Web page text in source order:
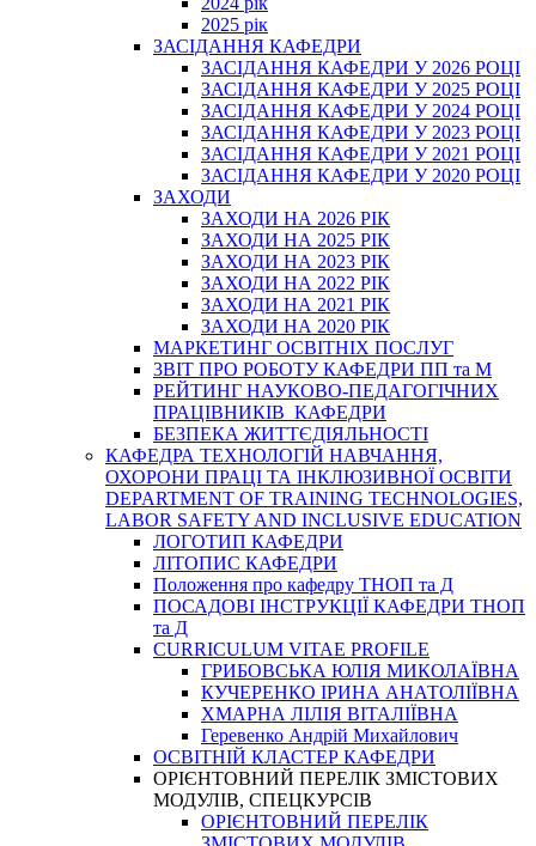
2025 рік
ЗАСІДАННЯ КАФЕДРИ
ЗАСІДАННЯ КАФЕДРИ У 2026 РОЦІ
ЗАСІДАННЯ КАФЕДРИ У 2025 РОЦІ
ЗАСІДАННЯ КАФЕДРИ У 2024 РОЦІ
ЗАСІДАННЯ КАФЕДРИ У 2023 РОЦІ
ЗАСІДАННЯ КАФЕДРИ У 2021 РОЦІ
ЗАСІДАННЯ КАФЕДРИ У 2020 РОЦІ
ЗАХОДИ
ЗАХОДИ НА 2026 РІК
ЗАХОДИ НА 2025 РІК
ЗАХОДИ НА 2023 РІК
ЗАХОДИ НА 2022 РІК
ЗАХОДИ НА 2021 РІК
ЗАХОДИ НА 2020 РІК
МАРКЕТИНГ ОСВІТНІХ ПОСЛУГ
3BIT ПРО РОБОТУ КАФЕДРИ ПП та М
РЕЙТИНГ НАУКОВО-ПЕДАГОГІЧНИХ
ПРАЦІВНИКІВ КАФЕДРИ
БЕЗПЕКА ЖИТТЄДІЯЛЬНОСТІ
КАФЕДРА ТЕХНОЛОГІЙ НАВЧАННЯ,
ОХОРОНИ ПРАЦІ ТА ІНКЛЮЗИВНОЇ ОСВІТИ
DEPARTMENT OF TRAINING TECHNOLOGIES,
LABOR SAFETY AND INCLUSIVE EDUCATION
ЛОГОТИП КАФЕДРИ
ЛІТОПИС КАФЕДРИ
Положення про кафедру ТНОП та Д
ПОСАДОВІ ІНСТРУКЦІЇ КАФЕДРИ ТНОП
та Д
CURRICULUM VITAE PROFILE
ГРИБОВСЬКА ЮЛІЯ МИКОЛАЇВНА
КУЧЕРЕНКО ІРИНА АНАТОЛІЇВНА
ХМАРНА ЛІЛІЯ ВІТАЛІЇВНА
Геревенко Андрій Михайлович
ОСВІТНІЙ КЛАСТЕР КАФЕДРИ
ОРІЄНТОВНИЙ ПЕРЕЛІК ЗМІСТОВИХ
МОДУЛІВ, СПЕЦКУРСІВ
ОРІЄНТОВНИЙ ПЕРЕЛІК